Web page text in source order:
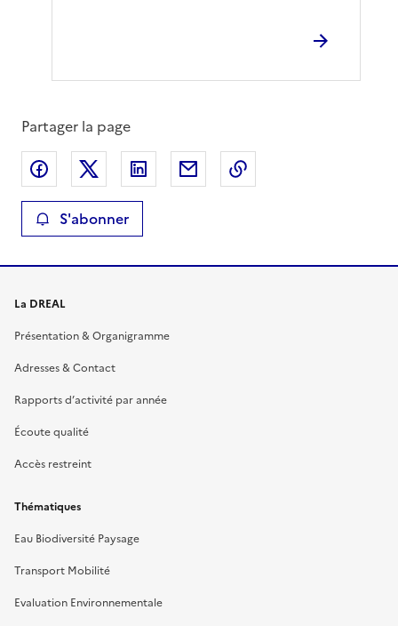
Partager la page
Partager sur Facebook
Partager sur XPartager sur LinkedIn
Partager par email
S'abonner
La DREAL
Présentation & Organigramme
Adresses & Contact
Rapports d’activité par année
Écoute qualité
Accès restreint
Thématiques
Eau Biodiversité Paysage
Transport Mobilité
Evaluation Environnementale